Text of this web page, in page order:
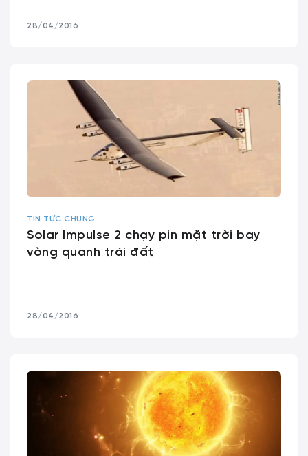
28/04/2016
TIN TỨC CHUNG
Solar Impulse 2 chạy pin mặt trời bay
vòng quanh trái đất
28/04/2016